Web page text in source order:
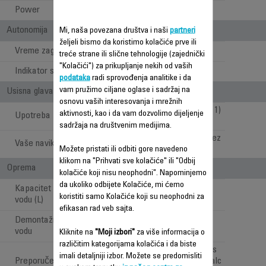
Power
Autonomija
Vreme zagrevanja 30 sec
Indikator spremnosti pare
Usisna glava
Upotreba
Čišćenje parom (1 u 1)
Vaše navike
Dubinsko čišćenje bez
ograničenja
Oprema
Kapacitet rezervoara za
vodu (L)
0.6 L
Demontažni rezervoar za
vodu
Preporučeni set za upotrebu
YES : two mop pads
"all floors" and anticalc
Mi, naša povezana društva i naši partneri
željeli bismo da koristimo kolačiće prve ili
treće strane ili slične tehnologije (zajednički
"Kolačići") za prikupljanje nekih od vaših
podatakaradi sprovođenja analitike i da
vam pružimo ciljane oglase i sadržaj na
osnovu vaših interesovanja i mrežnih
aktivnosti, kao i da vam dozvolimo dijeljenje
sadržaja na društvenim medijima.
Možete pristati ili odbiti gore navedeno
klikom na "Prihvati sve kolačiće" ili "Odbij
kolačiće koji nisu neophodni". Napominjemo
da ukoliko odbijete Kolačiće, mi ćemo
koristiti samo Kolačiće koji su neophodni za
efikasan rad veb sajta.
Kliknite na "Moji izbori"za više informacija o
različitim kategorijama kolačića i da biste
imali detaljniji izbor. Možete se predomisliti